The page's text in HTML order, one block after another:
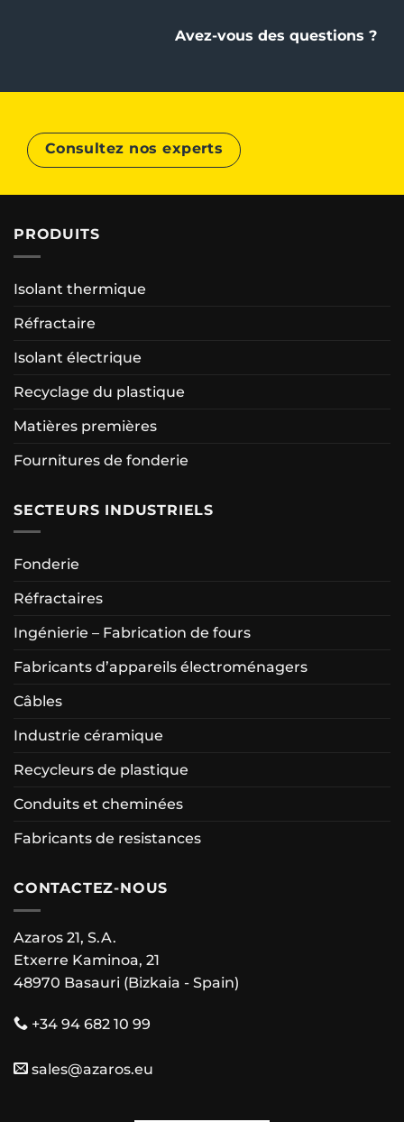
Avez-vous des questions ?
Consultez nos experts
PRODUITS
Isolant thermique
Réfractaire
Isolant électrique
Recyclage du plastique
Matières premières
Fournitures de fonderie
SECTEURS INDUSTRIELS
Fonderie
Réfractaires
Ingénierie – Fabrication de fours
Fabricants d’appareils électroménagers
Câbles
Industrie céramique
Recycleurs de plastique
Conduits et cheminées
Fabricants de resistances
CONTACTEZ-NOUS
Azaros 21, S.A.
Etxerre Kaminoa, 21
48970 Basauri (Bizkaia - Spain)
+34 94 682 10 99
sales@azaros.eu